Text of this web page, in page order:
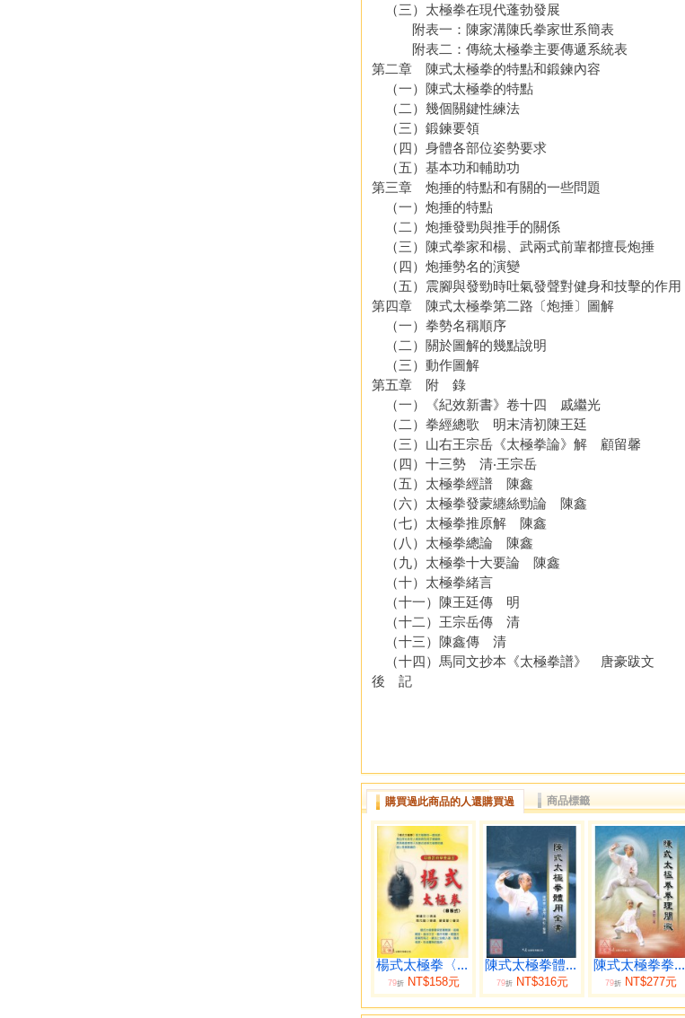
（三）太極拳在現代蓬勃發展
附表一：陳家溝陳氏拳家世系簡表
附表二：傳統太極拳主要傳遞系統表
第二章 陳式太極拳的特點和鍛鍊內容
（一）陳式太極拳的特點
（二）幾個關鍵性練法
（三）鍛鍊要領
（四）身體各部位姿勢要求
（五）基本功和輔助功
第三章 炮捶的特點和有關的一些問題
（一）炮捶的特點
（二）炮捶發勁與推手的關係
（三）陳式拳家和楊、武兩式前輩都擅長炮捶
（四）炮捶勢名的演變
（五）震腳與發勁時吐氣發聲對健身和技擊的作用
第四章 陳式太極拳第二路〔炮捶〕圖解
（一）拳勢名稱順序
（二）關於圖解的幾點說明
（三）動作圖解
第五章 附 錄
（一）《紀效新書》卷十四 戚繼光
（二）拳經總歌 明末清初陳王廷
（三）山右王宗岳《太極拳論》解 顧留馨
（四）十三勢 清‧王宗岳
（五）太極拳經譜 陳鑫
（六）太極拳發蒙纏絲勁論 陳鑫
（七）太極拳推原解 陳鑫
（八）太極拳總論 陳鑫
（九）太極拳十大要論 陳鑫
（十）太極拳緒言
（十一）陳王廷傳 明
（十二）王宗岳傳 清
（十三）陳鑫傳 清
（十四）馬同文抄本《太極拳譜》 唐豪跋文
後 記
購買過此商品的人還購買過 商品標籤
楊式太極拳〈...
79折NT$158元
陳式太極拳體...
79折NT$316元
陳式太極拳拳...
79折NT$277元